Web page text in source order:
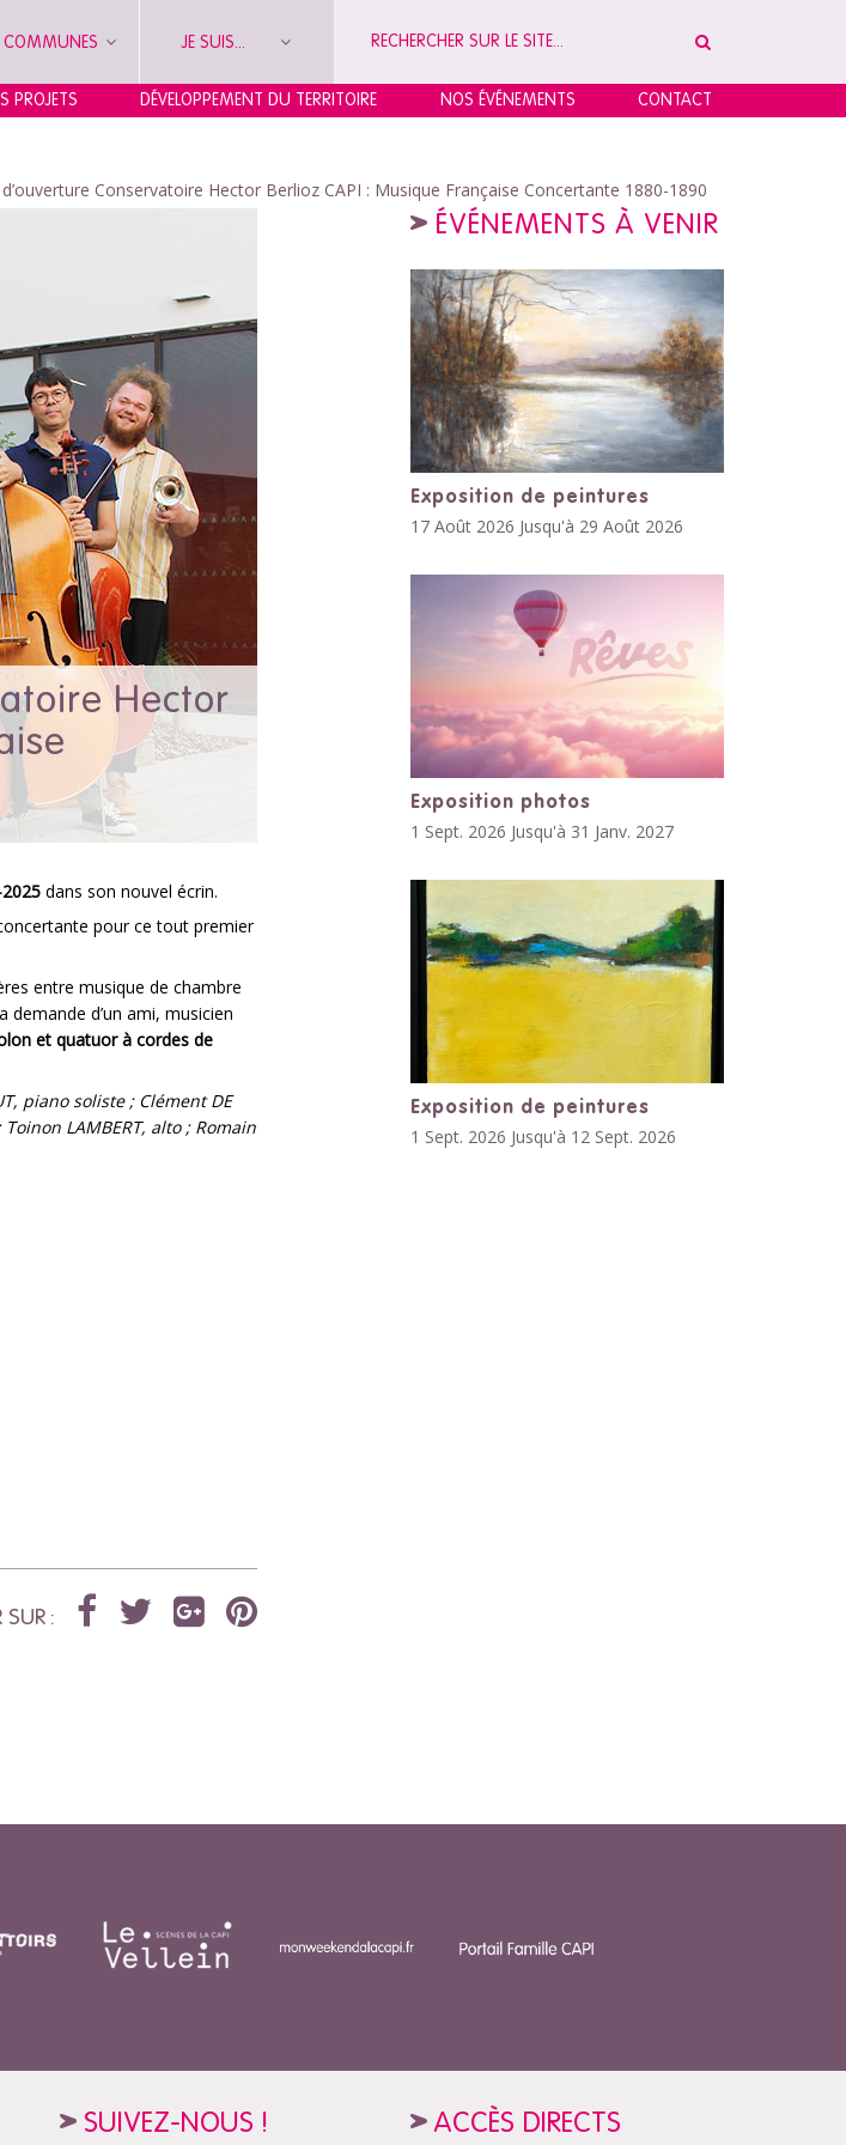
COMMUNES JE SUIS...
PROJETS DÉVELOPPEMENT DU TERRITOIRE NOS ÉVÉNEMENTS CONTACT
Conservatoire Hector Berlioz CAPI : Musique Française Concertante 1880-1890
Hector
dans son nouvel écrin.
pour ce tout premier
entre musique de chambre
demande d’un ami, musicien
et quatuor à cordes de
piano soliste ; Clément DE
LAMBERT, alto ; Romain
SUR :
ÉVÉNEMENTS À VENIR
Exposition de peintures
17 Août 2026 Jusqu'à 29 Août 2026
Exposition photos
1 Sept. 2026 Jusqu'à 31 Janv. 2027
Exposition de peintures
1 Sept. 2026 Jusqu'à 12 Sept. 2026
SUIVEZ-NOUS ! ACCÈS DIRECTS